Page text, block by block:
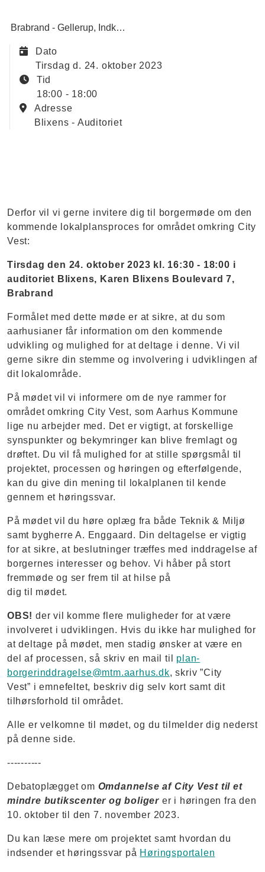
Brabrand - Gellerup Indkaldelse af ideer og forslag
Dato
tirsdag d. 24. oktober 2023
Tid
18:00 - 18:00
Adresse
Blixens - Auditoriet
Derfor vil vi gerne invitere dig til borgermøde om den
kommende lokalplansproces for området omkring City
Vest:
Tirsdag den 24. oktober 2023 kl. 16:30 - 18:00 i
auditoriet Blixens, Karen Blixens Boulevard 7,
Brabrand
Formålet med dette møde er at sikre, at du som
aarhusianer får information om den kommende
udvikling og mulighed for at deltage i denne. Vi vil
gerne sikre din stemme og involvering i udviklingen af
dit lokalområde.
På mødet vil vi informere om de nye rammer for
området omkring City Vest, som Aarhus Kommune
lige nu arbejder med. Det er vigtigt, at forskellige
synspunkter og bekymringer kan blive fremlagt og
drøftet. Du vil få mulighed for at stille spørgsmål til
projektet, processen og høringen og efterfølgende,
kan du give din mening til lokalplanen til kende
gennem et høringssvar.
På mødet vil du høre oplæg fra både Teknik & Miljø
samt bygherre A. Enggaard. Din deltagelse er vigtig
for at sikre, at beslutninger træffes med inddragelse af
borgernes interesser og behov. Vi håber på stort
fremmøde og ser frem til at hilse på
dig til mødet.
OBS! der vil komme flere muligheder for at være
involveret i udviklingen. Hvis du ikke har mulighed for
at deltage på mødet, men stadig ønsker at være en
del af processen, så skriv en mail til plan-
borgerinddragelse@mtm.aarhus.dk, skriv ”City
Vest” i emnefeltet, beskriv dig selv kort samt dit
tilhørsforhold til området.
Alle er velkomne til mødet, og du tilmelder dig nederst
på denne side.
----------
Debatoplægget om Omdannelse af City Vest til et
mindre butikscenter og boliger er i høringen fra den
10. oktober til den 7. november 2023.
Du kan læse mere om projektet samt hvordan du
indsender et høringssvar på Høringsportalen